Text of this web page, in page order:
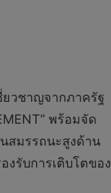
ยวชาญจากภาครัฐ
พร้อมจัด
สมรรถนะสูงด้าน
รับการเติบโตของ